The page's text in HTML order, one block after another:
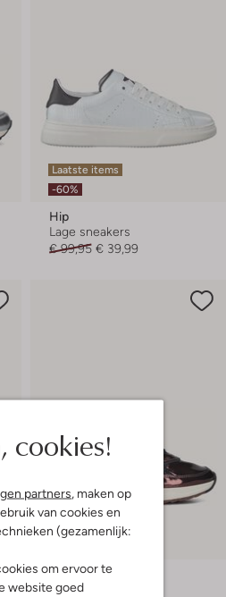
cookies!
partners, maken op
van cookies en
(gezamenlijk:
om ervoor te
website goed
Laatste items
-60%
Hip
Lage sneakers
€ 99,95 € 39,99
Floris Van Bommel
Lage sneakers